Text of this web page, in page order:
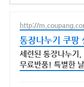
http://
통장나누기 쿠팡
세련된 통장나누기
무료반품! 특별한